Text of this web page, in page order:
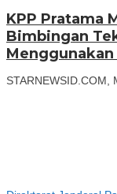
KPP Pratama
Bimbingan
Menggunakan